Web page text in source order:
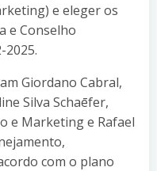
e eleger os
e Conselho
Giordano Cabral,
Silva Schaēfer,
e Marketing e Rafael
com o plano